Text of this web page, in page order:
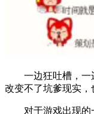
一边狂吐槽，一
改变不了坑爹现实
对于游戏出现